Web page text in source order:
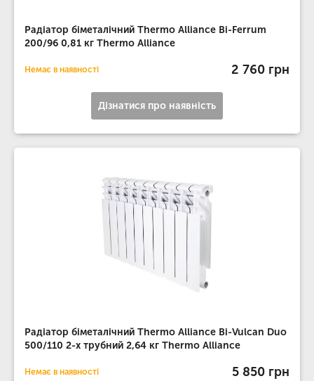
Радіатор біметалічний Thermo Alliance Bi-Ferrum
200/96 0,81 кг Thermo Alliance
Немає в наявності 2 760 грн
Дізнатися про наявність
Радіатор біметалічний Thermo Alliance Bi-Vulcan Duo
500/110 2-х трубний 2,64 кг Thermo Alliance
Немає в наявності 5 850 грн